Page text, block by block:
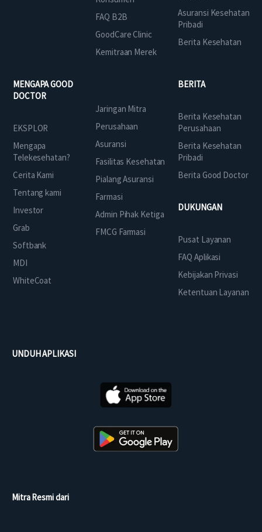
FAQ B2B
GoodCare Clinic
Kemitraan Merek
Asuransi Kesehatan
Pribadi
Berita Kesehatan
MENGAPA GOOD
DOCTOR
EKSPLOR
Mengapa
Telekesehatan?
Cerita Kami
Tentang kami
Investor
Grab
Softbank
MDI
WhiteCoat
Jaringan Mitra
Perusahaan
Asuransi
Fasilitas Kesehatan
Pialang Asuransi
Farmasi
Admin Pihak Ketiga
FMCG Farmasi
BERITA
Berita Kesehatan
Perusahaan
Berita Kesehatan
Pribadi
Berita Good Doctor
DUKUNGAN
Pusat Layanan
FAQ Aplikasi
Kebijakan Privasi
Ketentuan Layanan
UNDUH APLIKASI
Mitra Resmi dari